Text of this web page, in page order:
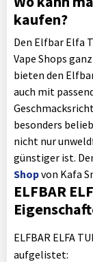
kaufen?
Den Elfbar Elfa
Vape Shops
bieten den
auch mit
besonders
nicht nur
günstiger ist.
Shopvon Kafa
ELFBAR
ELFBAR ELFA
aufgelistet: